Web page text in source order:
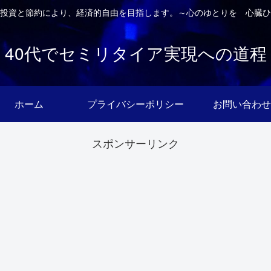
資と節約により、経済的自由を目指します。～心のゆとりを 心臓
40代でセミリタイア実現への道程
ホーム プライバシーポリシー お問い合わせ
スポンサーリンク